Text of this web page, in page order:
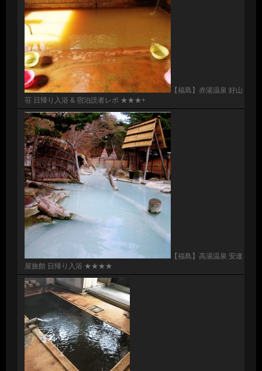
【福島】赤湯温泉 好山
荘 日帰り入浴 & 宿泊読者レポ ★★★+
【福島】高湯温泉 安達
屋旅館 日帰り入浴 ★★★★